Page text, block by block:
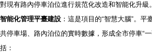
對現有路內停車泊位進行規范化改造和智能化升級。
智能化管理平臺建設 ：這是項目的“智慧大腦”。
共停車場、路內泊位的實時數據，形成全市停車“
括：